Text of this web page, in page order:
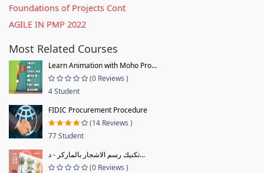
Foundations of Projects Cont
AGILE IN PMP 2022
Most Related Courses
Learn Animation with Moho Pro...
(0 Reviews )
4 Student
FIDIC Procurement Procedure
(14 Reviews )
77 Student
تكنيك رسم الاشجار بالماركر - د...
(0 Reviews )